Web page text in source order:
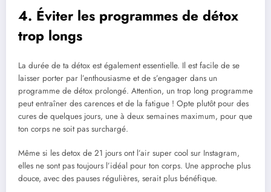
4. Éviter les programmes de détox
trop longs
La durée de ta détox est également essentielle. Il est facile de se
laisser porter par l’enthousiasme et de s’engager dans un
programme de détox prolongé. Attention, un trop long programme
peut entraîner des carences et de la fatigue ! Opte plutôt pour des
cures de quelques jours, une à deux semaines maximum, pour que
ton corps ne soit pas surchargé.
Même si les detox de 21 jours ont l’air super cool sur Instagram,
elles ne sont pas toujours l’idéal pour ton corps. Une approche plus
douce, avec des pauses régulières, serait plus bénéfique.